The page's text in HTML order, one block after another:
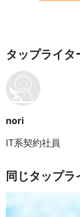
タップライタ
nori
IT系契約社員
同じタップ